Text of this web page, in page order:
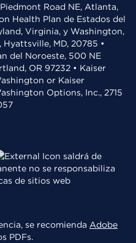
Road NE, Atlanta,
Health Plan de Estados del
Virginia, y Washington,
MD, 20785 •
del Noroeste, 500 NE
OR 97232 • Kaiser
or Kaiser
Options, Inc., 2715
saldrá de
no se responsabiliza
de sitios web
se recomienda Adobe
PDFs.